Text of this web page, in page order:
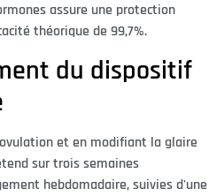
assure une protection
théorique de 99,7%.
du dispositif
et en modifiant la glaire
sur trois semaines
hebdomadaire, suivies d'une